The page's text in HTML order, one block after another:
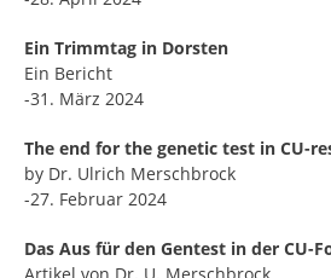
Ein Trimmtag in Dorsten
Ein Bericht
-31. März 2024
The end for the genetic test in CU-
by Dr. Ulrich Merschbrock
-27. Februar 2024
Das Aus für den Gentest in der CU-